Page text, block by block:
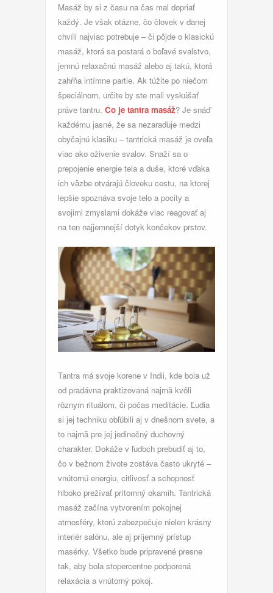
Masáž by si z času na čas mal dopriať
každý. Je však otázne, čo človek v danej
chvíli najviac potrebuje – či pôjde o klasickú
masáž, ktorá sa postará o boľavé svalstvo,
jemnú relaxačnú masáž alebo aj takú, ktorá
zahŕňa intímne partie. Ak túžite po niečom
špeciálnom, určite by ste mali vyskúšať
práve tantru. Čo je tantra masáž? Je snáď
každému jasné, že sa nezaraďuje medzi
obyčajnú klasiku – tantrická masáž je oveľa
viac ako oživenie svalov. Snaží sa o
prepojenie energie tela a duše, ktoré vďaka
ich väzbe otvárajú človeku cestu, na ktorej
lepšie spoznáva svoje telo a pocity a
svojimi zmyslami dokáže viac reagovať aj
na ten najjemnejší dotyk končekov prstov.
Tantra má svoje korene v Indii, kde bola už
od pradávna praktizovaná najmä kvôli
rôznym rituálom, či počas meditácie. Ľudia
si jej techniku obľúbili aj v dnešnom svete, a
to najmä pre jej jedinečný duchovný
charakter. Dokáže v ľuďoch prebudiť aj to,
čo v bežnom živote zostáva často ukryté –
vnútornú energiu, citlivosť a schopnosť
hlboko prežívať prítomný okamih. Tantrická
masáž začína vytvorením pokojnej
atmosféry, ktorú zabezpečuje nielen krásny
interiér salónu, ale aj príjemný prístup
masérky. Všetko bude pripravené presne
tak, aby bola stopercentne podporená
relaxácia a vnútorný pokoj.